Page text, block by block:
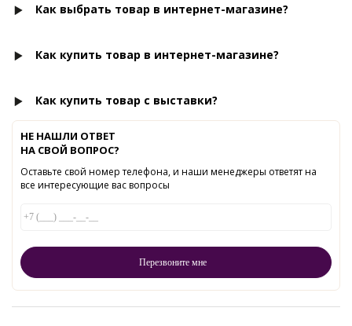
Как выбрать товар в интернет-магазине?
Как купить товар в интернет-магазине?
Как купить товар с выставки?
НЕ НАШЛИ ОТВЕТ
НА СВОЙ ВОПРОС?
Оставьте свой номер телефона, и наши менеджеры ответят на
все интересующие вас вопросы